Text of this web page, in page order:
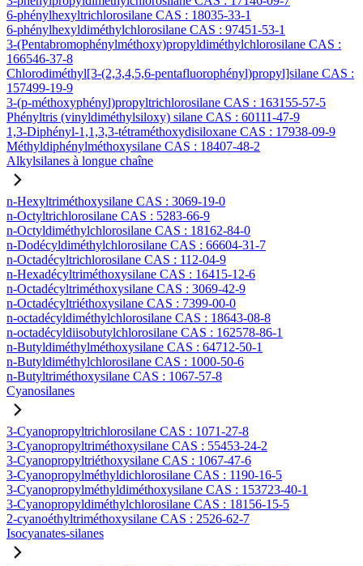
6-phénylhexyltrichlorosilane CAS : 18035-33-1
6-phénylhexyldiméthylchlorosilane CAS : 97451-53-1
3-(Pentabromophénylméthoxy)propyldiméthylchlorosilane CAS :
166546-37-8
Chlorodiméthyl[3-(2,3,4,5,6-pentafluorophényl)propyl]silane CAS :
157499-19-9
3-(p-méthoxyphényl)propyltrichlorosilane CAS : 163155-57-5
Phényltris (vinyldiméthylsiloxy) silane CAS : 60111-47-9
1,3-Diphényl-1,1,3,3-tétraméthoxydisiloxane CAS : 17938-09-9
Méthyldiphénylméthoxysilane CAS : 18407-48-2
Alkylsilanes à longue chaîne
n-Hexyltriméthoxysilane CAS : 3069-19-0
n-Octyltrichlorosilane CAS : 5283-66-9
n-Octyldiméthylchlorosilane CAS : 18162-84-0
n-Dodécyldiméthylchlorosilane CAS : 66604-31-7
n-Octadécyltrichlorosilane CAS : 112-04-9
n-Hexadécyltriméthoxysilane CAS : 16415-12-6
n-Octadécyltriméthoxysilane CAS : 3069-42-9
n-Octadécyltriéthoxysilane CAS : 7399-00-0
n-octadécyldiméthylchlorosilane CAS : 18643-08-8
n-octadécyldiisobutylchlorosilane CAS : 162578-86-1
n-Butyldiméthylméthoxysilane CAS : 64712-50-1
n-Butyldiméthylchlorosilane CAS : 1000-50-6
n-Butyltriméthoxysilane CAS : 1067-57-8
Cyanosilanes
3-Cyanopropyltrichlorosilane CAS : 1071-27-8
3-Cyanopropyltriméthoxysilane CAS : 55453-24-2
3-Cyanopropyltriéthoxysilane CAS : 1067-47-6
3-Cyanopropylméthyldichlorosilane CAS : 1190-16-5
3-Cyanopropylméthyldiméthoxysilane CAS : 153723-40-1
3-Cyanopropyldiméthylchlorosilane CAS : 18156-15-5
2-cyanoéthyltriméthoxysilane CAS : 2526-62-7
Isocyanates-silanes